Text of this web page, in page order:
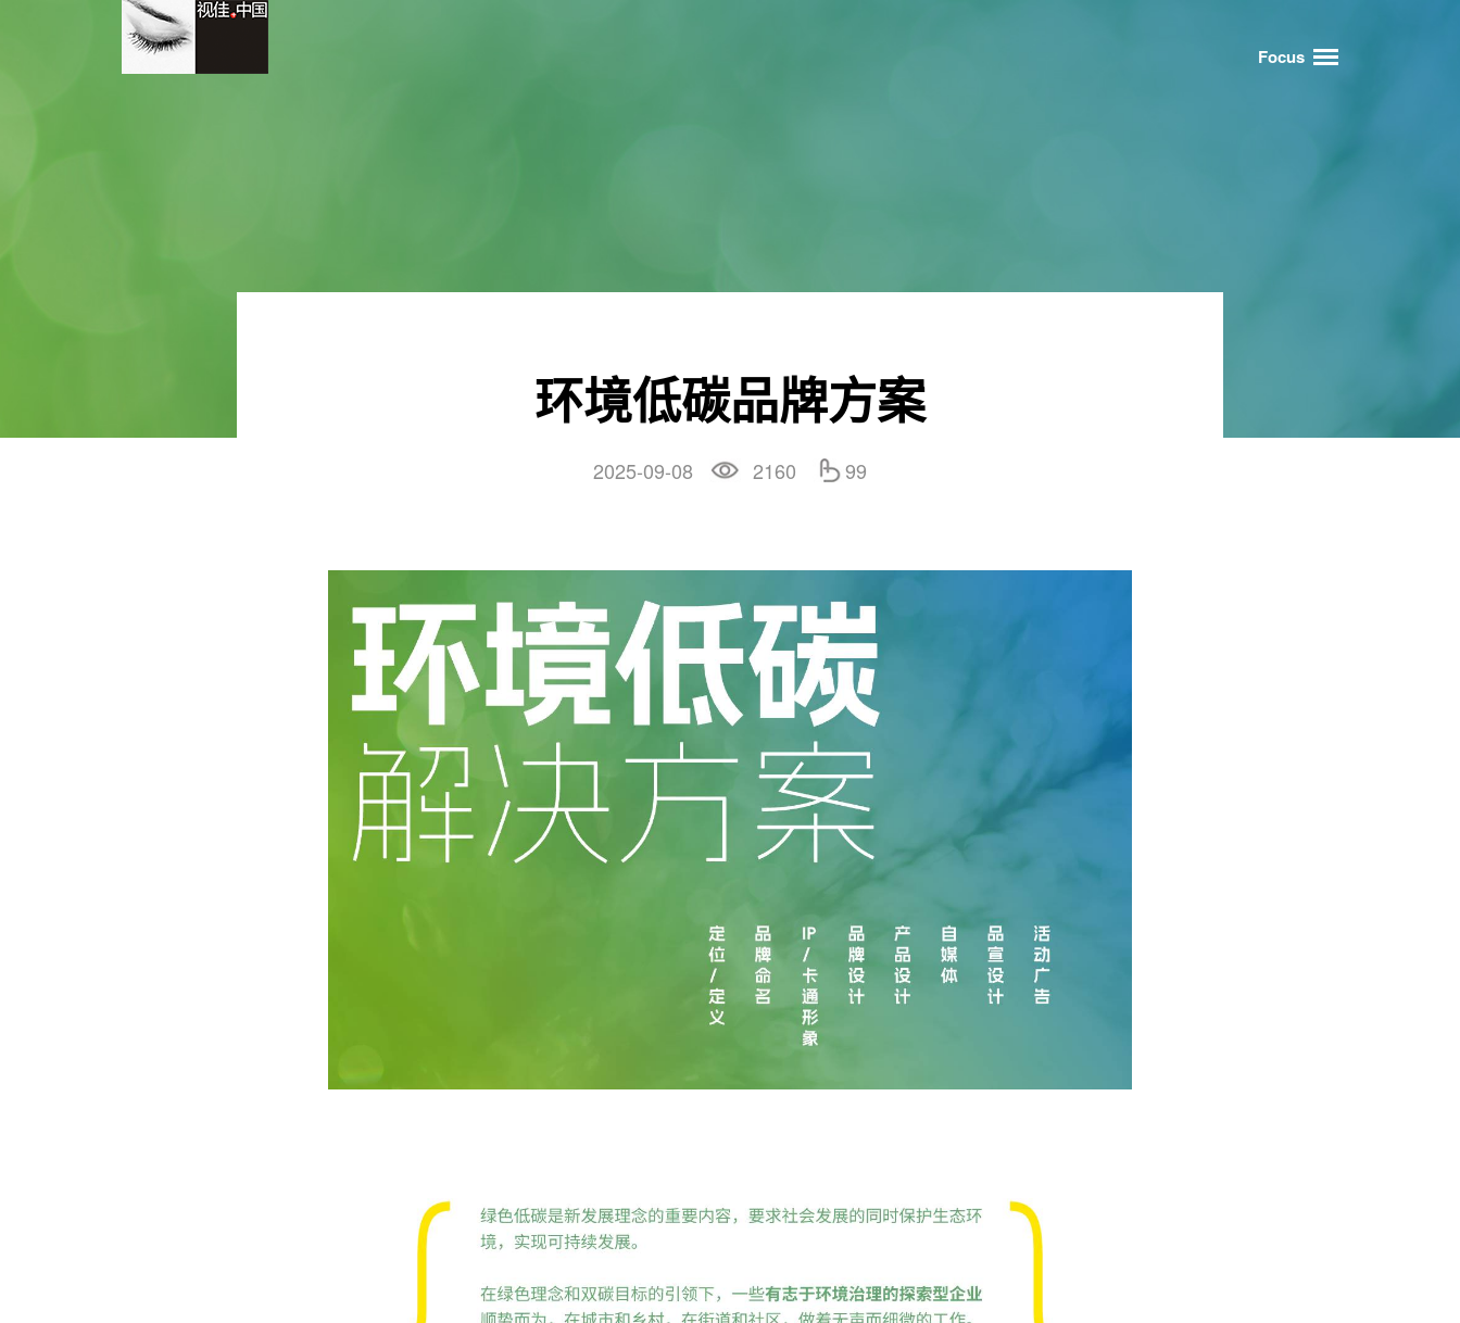
Focus
环境低碳品牌方案
2025-09-08 2160 99